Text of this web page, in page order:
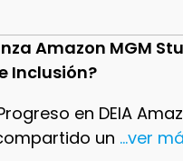
Amazon MGM
Inclusión?
en DEIA
un ...ver